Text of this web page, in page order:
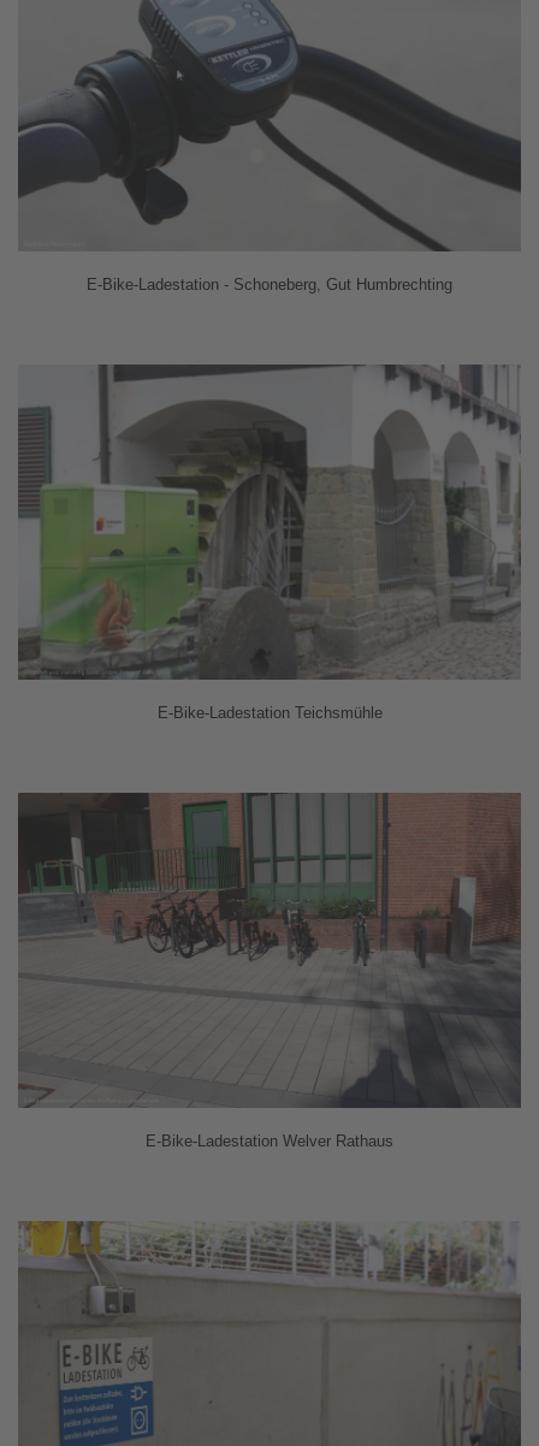
E-Bike-Ladestation - Schoneberg, Gut Humbrechting
E-Bike-Ladestation Teichsmühle
E-Bike-Ladestation Welver Rathaus